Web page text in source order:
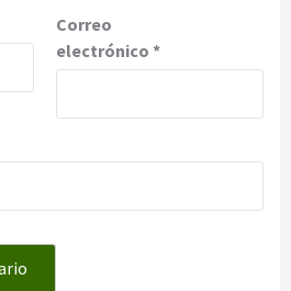
Correo
electrónico *